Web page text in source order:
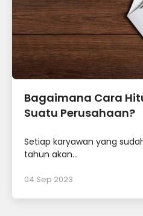
Bagaimana Cara
Suatu Perusahaan?
Setiap karyawan yang
tahun akan...
04 Sep 2023